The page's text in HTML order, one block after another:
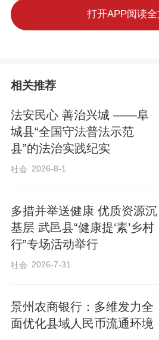
精准贴合不同年龄段参
商家为老人与孩子赞助
围坐一堂共享甜蜜。武
福声声入耳，将现场温情
打开APP阅读全
相关推荐
法安民心 善治兴城 ——阜
城县“全国守法普法示范
县”的法治实践纪实
社会 2026-8-1
多措并举送健康 优质资源沉
基层 武邑县“健康提‘素’乡村
行”专场活动举行
社会 2026-7-31
景州农商银行：多维发力全
面优化县域人民币流通环境